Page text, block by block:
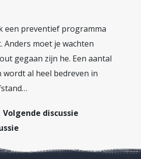
een preventief programma
Anders moet je wachten
gegaan zijn he. Een aantal
wordt al heel bedreven in
Volgende discussie